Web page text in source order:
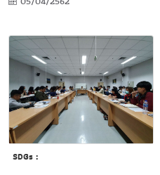
SDGs :